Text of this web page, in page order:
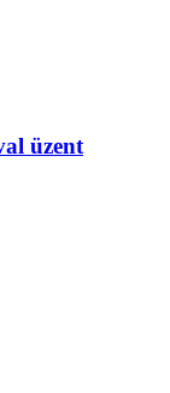
üzent